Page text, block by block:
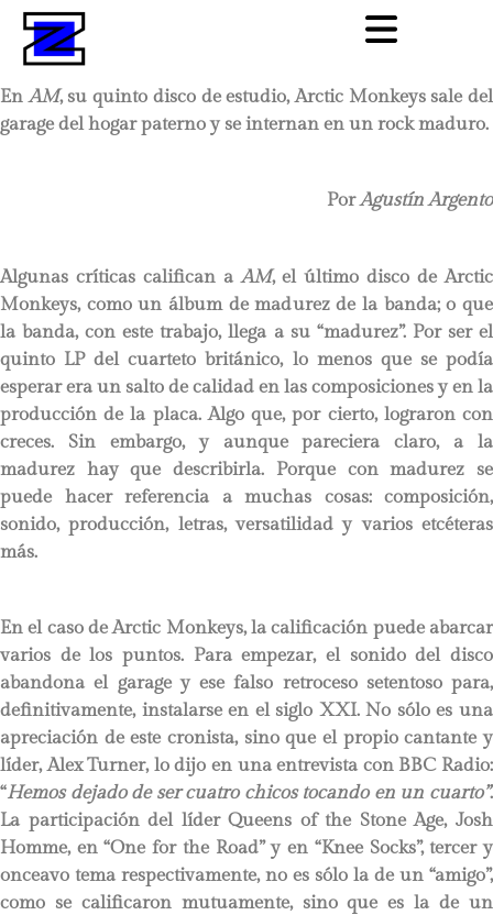
EnAM, su quinto disco de estudio, Arctic Monkeys sale del
garage del hogar paterno y se internan en un rock maduro.
PorAgustín Argento
Algunas críticas califican aAM, el último disco de Arctic
Monkeys, como un álbum de madurez de la banda; o que
la banda, con este trabajo, llega a su “madurez”. Por ser el
quinto LP del cuarteto británico, lo menos que se podía
esperar era un salto de calidad en las composiciones y en la
producción de la placa. Algo que, por cierto, lograron con
creces. Sin embargo, y aunque pareciera claro, a la
madurez hay que describirla. Porque con madurez se
puede hacer referencia a muchas cosas: composición,
sonido, producción, letras, versatilidad y varios etcéteras
más.
En el caso de Arctic Monkeys, la calificación puede abarcar
varios de los puntos. Para empezar, el sonido del disco
abandona el garage y ese falso retroceso setentoso para,
definitivamente, instalarse en el siglo XXI. No sólo es una
apreciación de este cronista, sino que el propio cantante y
líder, Alex Turner, lo dijo en una entrevista con BBC Radio:
“Hemos dejado de ser cuatro chicos tocando en un cuarto”.
La participación del líder Queens of the Stone Age, Josh
Homme, en “One for the Road” y en “Knee Socks”, tercer y
onceavo tema respectivamente, no es sólo la de un “amigo”,
como se calificaron mutuamente, sino que es la de un